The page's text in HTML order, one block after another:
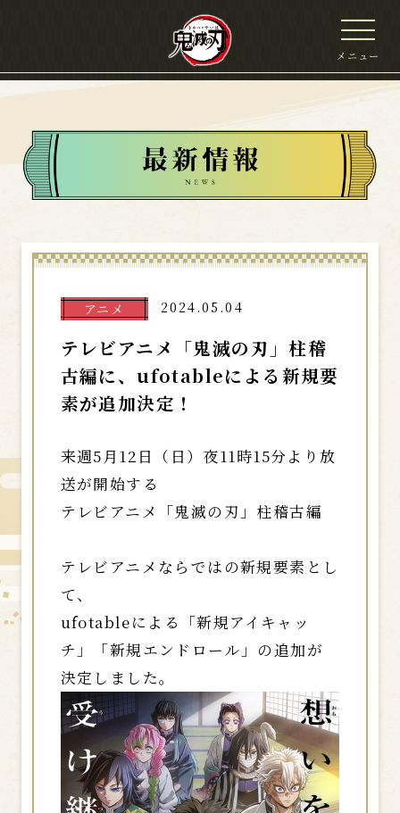
メニュー
アニメ 2024.05.04
テレビアニメ「鬼滅の刃」柱稽
古編に、ufotableによる新規要
素が追加決定！
来週5月12日（日）夜11時15分より放
送が開始する
テレビアニメ「鬼滅の刃」柱稽古編
テレビアニメならではの新規要素とし
て、
ufotableによる「新規アイキャッ
チ」「新規エンドロール」の追加が
決定しました。